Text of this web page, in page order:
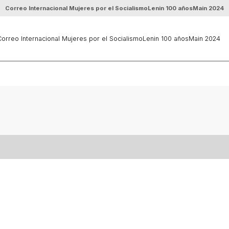
Correo Internacional Mujeres por el SocialismoLenin 100 añosMain 2024
Internacional Mujeres por el SocialismoLenin 100 añosMain 2024